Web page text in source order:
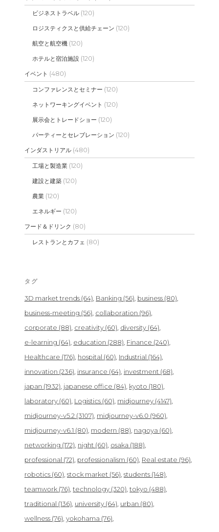
ビジネストラベル (120)
ロジスティクスと供給チェーン (120)
航空と航空機 (120)
ホテルと宿泊施設 (120)
イベント (480)
コンファレンスとセミナー (120)
ネットワーキングイベント (120)
展示会とトレードショー (120)
パーティーとセレブレーション (120)
インダストリアル (480)
工場と製造業 (120)
建設と建築 (120)
農業 (120)
エネルギー (120)
フード＆ドリンク (80)
レストランとカフェ (80)
タグ
3D market trends (64) Banking (56) business (80)
business-meeting (56) collaboration (96)
corporate (88) creativity (60) diversity (64)
e-learning (64) education (288) Finance (240)
Healthcare (176) hospital (60) Industrial (164)
innovation (236) insurance (64) investment (68)
japan (1932) japanese office (84) kyoto (180)
laboratory (60) Logistics (60) midjourney (4147)
midjourney-v5.2 (3107) midjourney-v6.0 (960)
midjourney-v6.1 (80) modern (88) nagoya (60)
networking (172) night (60) osaka (188)
professional (72) professionalism (60) Real estate (96)
robotics (60) stock market (56) students (148)
teamwork (76) technology (320) tokyo (488)
traditional (136) university (64) urban (80)
wellness (76) yokohama (76)